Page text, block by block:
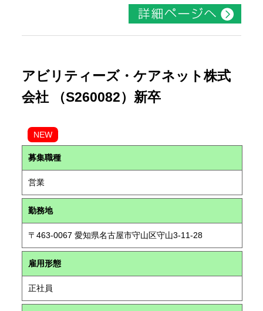
アビリティーズ・ケアネット株式
会社 （S260082）新卒
NEW
募集職種
営業
勤務地
〒463-0067 愛知県名古屋市守山区守山3-11-28
雇用形態
正社員